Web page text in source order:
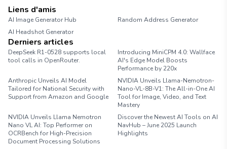
Liens d'amis
AI Image Generator Hub
Random Address Generator
AI Headshot Generator
Derniers articles
DeepSeek R1-0528 supports local
tool calls in OpenRouter.
Introducing MiniCPM 4.0: Wallface
AI's Edge Model Boosts
Performance by 220x
Anthropic Unveils AI Model
Tailored for National Security with
Support from Amazon and Google
NVIDIA Unveils Llama-Nemotron-
Nano-VL-8B-V1: The All-in-One AI
Tool for Image, Video, and Text
Mastery
NVIDIA Unveils Llama Nemotron
Nano VL AI: Top Performer on
OCRBench for High-Precision
Document Processing Solutions
Discover the Newest AI Tools on AI
NavHub – June 2025 Launch
Highlights